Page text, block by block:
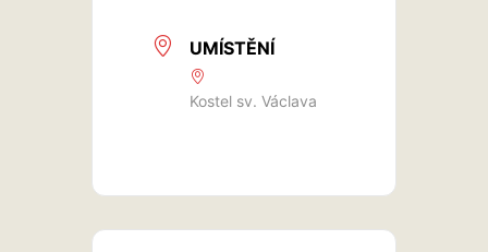
UMÍSTĚNÍ
Kostel sv. Václava